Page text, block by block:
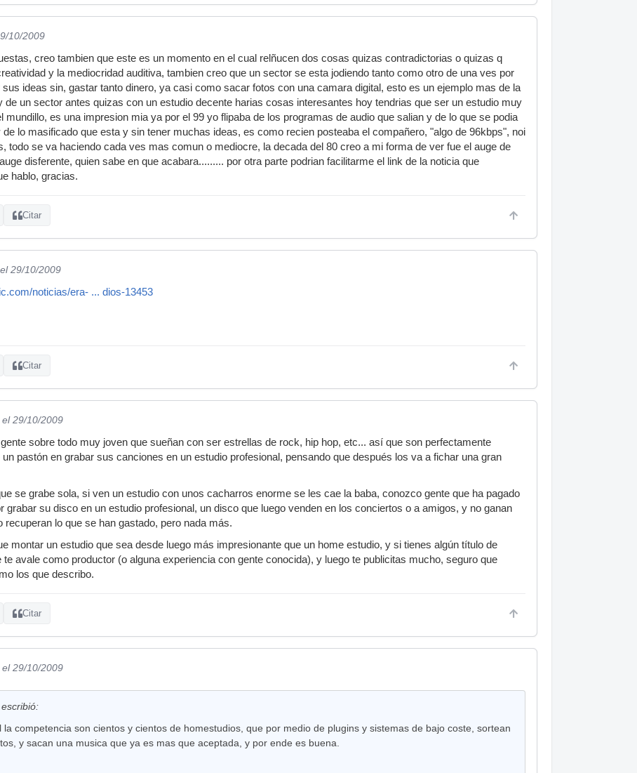
10/2009
creo tambien que este es un momento en el cual relñucen dos cosas quizas contradictorias o quizas q
y la mediocridad auditiva, tambien creo que un sector se esta jodiendo tanto como otro de una ves por
ideas sin, gastar tanto dinero, ya casi como sacar fotos con una camara digital, esto es un ejemplo mas de la
de un sector antes quizas con un estudio decente harias cosas interesantes hoy tendrias que ser un estudio muy
mundillo, es una impresion mia ya por el 99 yo flipaba de los programas de audio que salian y de lo que se podia
lo masificado que esta y sin tener muchas ideas, es como recien posteaba el compañero, "algo de 96kbps", noi
todo se va haciendo cada ves mas comun o mediocre, la decada del 80 creo a mi forma de ver fue el auge de
disferente, quien sabe en que acabara......... por otra parte podrian facilitarme el link de la noticia que
hablo, gracias.
Citar
el 29/10/2009
noticias/era- ... dios-13453
Citar
el 29/10/2009
sobre todo muy joven que sueñan con ser estrellas de rock, hip hop, etc... así que son perfectamente
pastón en grabar sus canciones en un estudio profesional, pensando que después los va a fichar una gran
se grabe sola, si ven un estudio con unos cacharros enorme se les cae la baba, conozco gente que ha pagado
grabar su disco en un estudio profesional, un disco que luego venden en los conciertos o a amigos, y no ganan
recuperan lo que se han gastado, pero nada más.
montar un estudio que sea desde luego más impresionante que un home estudio, y si tienes algún título de
te avale como productor (o alguna experiencia con gente conocida), y luego te publicitas mucho, seguro que
los que describo.
Citar
el 29/10/2009
la competencia son cientos y cientos de homestudios, que por medio de plugins y sistemas de bajo coste, sortean
y sacan una musica que ya es mas que aceptada, y por ende es buena.